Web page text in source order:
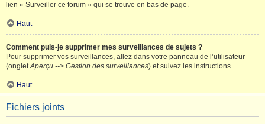
lien « Surveiller ce forum » qui se trouve en bas de page.
Haut
Comment puis-je supprimer mes surveillances de sujets ?
Pour supprimer vos surveillances, allez dans votre panneau de l’utilisateur
(ongletAperçu --> Gestion des surveillances) et suivez les instructions.
Haut
Fichiers joints